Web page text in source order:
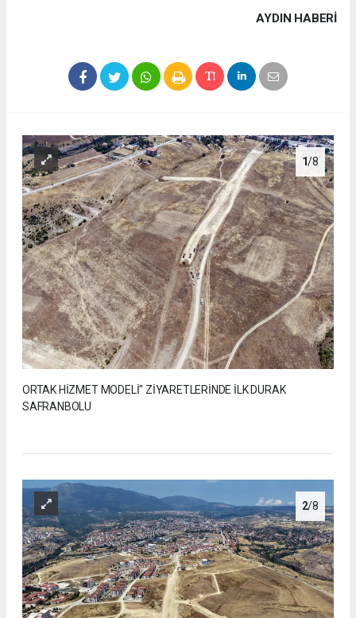
AYDIN HABERİ
1/8
ORTAK HİZMET MODELİ" ZİYARETLERİNDE İLK DURAK
SAFRANBOLU
2/8